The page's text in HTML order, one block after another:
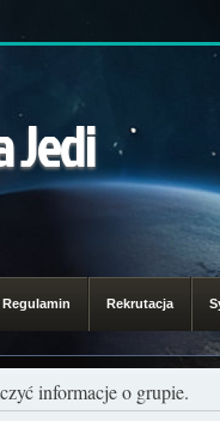
Jedi
Regulamin Rekrutacja
informacje o grupie.